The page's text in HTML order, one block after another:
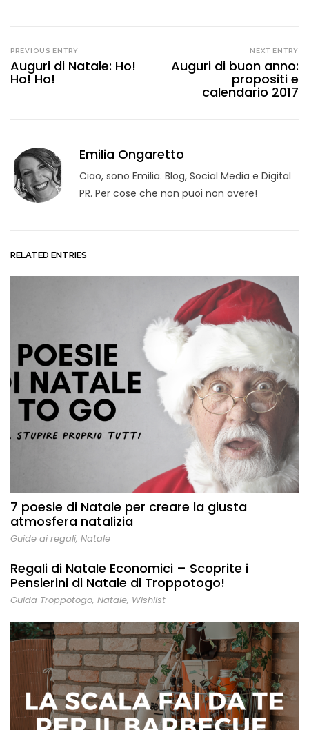
PREVIOUS ENTRY
Auguri di Natale: Ho!
Ho! Ho!
NEXT ENTRY
Auguri di buon anno:
propositi e
calendario 2017
Emilia Ongaretto
Ciao, sono Emilia. Blog, Social Media e Digital
PR. Per cose che non puoi non avere!
RELATED ENTRIES
7 poesie di Natale per creare la giusta
atmosfera natalizia
Guide ai regali, Natale
Regali di Natale Economici – Scoprite i
Pensierini di Natale di Troppotogo!
Guida Troppotogo, Natale, Wishlist